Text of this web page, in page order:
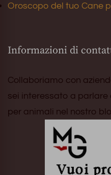
Oroscopo del tuo Cane
Informazioni di
Collaboriamo con
sei interessato a parlare
per animali nel nostro